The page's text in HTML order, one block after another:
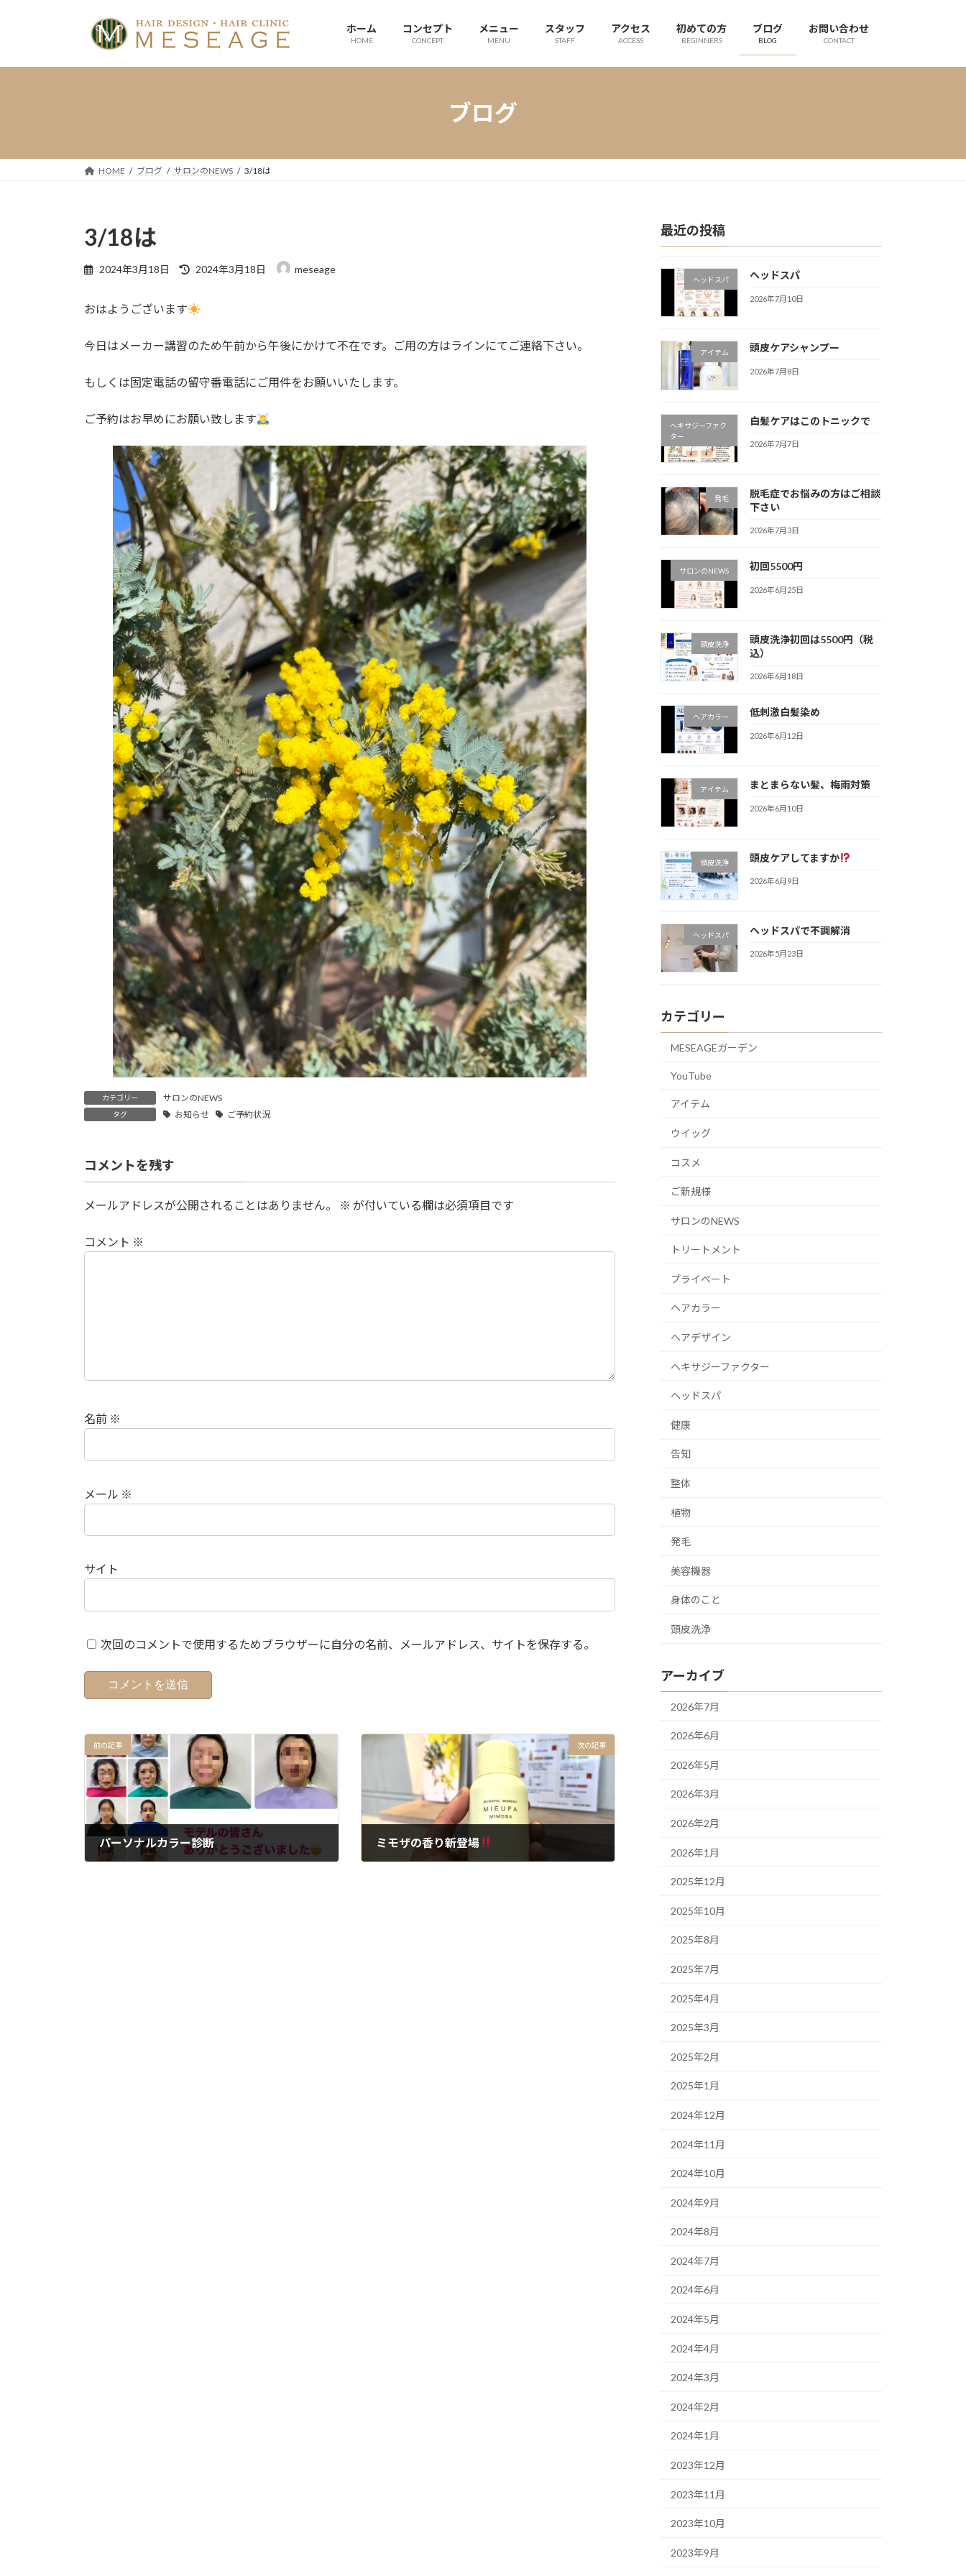
プ
動
ホーム
HOME
コンセプト
CONCEPT
メニュー
MENU
スタッフ
STAFF
アクセス
ACCESS
初めての方
BEGINNERS
ブログ
BLOG
お問い合わせ
CONTACT
ブログ
HOME ブログ サロンのNEWS 3/18は
3/18は
2024年3月18日
最
新
:
2024年3月18日 meseage
おはようございます
今日はメーカー講習のため午前から午後にかけて不在です。ご用の方はラインにてご連絡下さい。
もしくは固定電話の留守番電話にご用件をお願いいたします。
ご予約はお早めにお願い致します
カテゴリー サロンのNEWS
タグ お知らせ ご予約状況
コメントを残す
メールアドレスが公開されることはありません。 ※ が付いている欄は必須項目です
コメント ※
名前 ※
メール ※
サイト
次回のコメントで使用するためブラウザーに自分の名前、メールアドレス、サイトを保存する。
前の記事
パーソナルカラー診断
次の記事
ミモザの香り新登場
最近の投稿
ヘッドスパ ヘッドスパ
2026年7月10日
アイテム 頭皮ケアシャンプー
2026年7月8日
ヘキサジーファク
ター
白髪ケアはこのトニックで
2026年7月7日
発毛
脱毛症でお悩みの方はご相談
下さい
2026年7月3日
サロンのNEWS 初回5500円
2026年6月25日
頭皮洗浄
頭皮洗浄初回は5500円（税
込）
2026年6月18日
ヘアカラー 低刺激白髪染め
2026年6月12日
アイテム まとまらない髪、梅雨対策
2026年6月10日
頭皮洗浄 頭皮ケアしてますか
2026年6月9日
ヘッドスパ ヘッドスパで不調解消
2026年5月23日
カテゴリー
MESEAGEガーデン
YouTube
アイテム
ウイッグ
コスメ
ご新規様
サロンのNEWS
トリートメント
プライベート
ヘアカラー
ヘアデザイン
ヘキサジーファクター
ヘッドスパ
健康
告知
整体
植物
発毛
美容機器
身体のこと
頭皮洗浄
アーカイブ
2026年7月
2026年6月
2026年5月
2026年3月
2026年2月
2026年1月
2025年12月
2025年10月
2025年8月
2025年7月
2025年4月
2025年3月
2025年2月
2025年1月
2024年12月
2024年11月
2024年10月
2024年9月
2024年8月
2024年7月
2024年6月
2024年5月
2024年4月
2024年3月
2024年2月
2024年1月
2023年12月
2023年11月
2023年10月
2023年9月